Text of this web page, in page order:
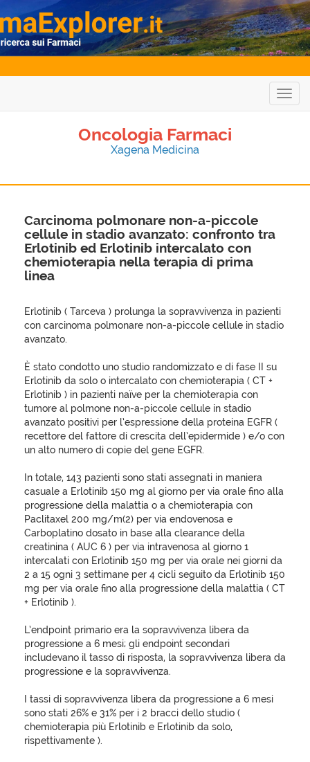
Oncologia Farmaci
Xagena Medicina
Carcinoma polmonare non-a-piccole
cellule in stadio avanzato: confronto tra
Erlotinib ed Erlotinib intercalato con
chemioterapia nella terapia di prima
linea
Erlotinib ( Tarceva ) prolunga la sopravvivenza in pazienti
con carcinoma polmonare non-a-piccole cellule in stadio
avanzato.
È stato condotto uno studio randomizzato e di fase II su
Erlotinib da solo o intercalato con chemioterapia ( CT +
Erlotinib ) in pazienti naïve per la chemioterapia con
tumore al polmone non-a-piccole cellule in stadio
avanzato positivi per l’espressione della proteina EGFR (
recettore del fattore di crescita dell’epidermide ) e/o con
un alto numero di copie del gene EGFR.
In totale, 143 pazienti sono stati assegnati in maniera
casuale a Erlotinib 150 mg al giorno per via orale fino alla
progressione della malattia o a chemioterapia con
Paclitaxel 200 mg/m(2) per via endovenosa e
Carboplatino dosato in base alla clearance della
creatinina ( AUC 6 ) per via intravenosa al giorno 1
intercalati con Erlotinib 150 mg per via orale nei giorni da
2 a 15 ogni 3 settimane per 4 cicli seguito da Erlotinib 150
mg per via orale fino alla progressione della malattia ( CT
+ Erlotinib ).
L’endpoint primario era la sopravvivenza libera da
progressione a 6 mesi; gli endpoint secondari
includevano il tasso di risposta, la sopravvivenza libera da
progressione e la sopravvivenza.
I tassi di sopravvivenza libera da progressione a 6 mesi
sono stati 26% e 31% per i 2 bracci dello studio (
chemioterapia più Erlotinib e Erlotinib da solo,
rispettivamente ).